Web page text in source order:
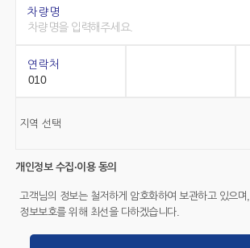
차량명
연락처
개인정보 수집·이용 동의
고객님의 정보는 철저하게 암호화하여 보관하고 있으며,
정보보호를 위해 최선을 다하겠습니다.